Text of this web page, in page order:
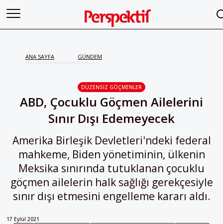
ANA SAYFA GÜNDEM
ABD, Çocuklu Göçmen Ailelerini
DÜZENSIZ GÖÇMENLER
ABD, Çocuklu Göçmen Ailelerini
Sınır Dışı Edemeyecek
Amerika Birleşik Devletleri'ndeki federal
mahkeme, Biden yönetiminin, ülkenin
Meksika sınırında tutuklanan çocuklu
göçmen ailelerin halk sağlığı gerekçesiyle
sınır dışı etmesini engelleme kararı aldı.
17 Eylül 2021